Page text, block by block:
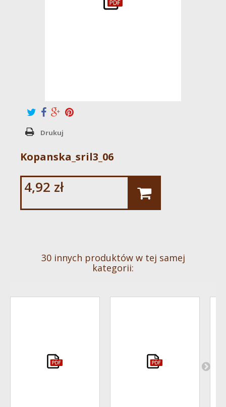
Drukuj
Kopanska_sril3_06
4,92 zł
30 innych produktów w tej samej
kategorii: